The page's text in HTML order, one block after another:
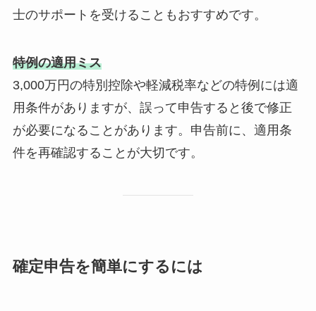
士のサポートを受けることもおすすめです。
特例の適用ミス
3,000万円の特別控除や軽減税率などの特例には適
用条件がありますが、誤って申告すると後で修正
が必要になることがあります。申告前に、適用条
件を再確認することが大切です。
確定申告を簡単にするには